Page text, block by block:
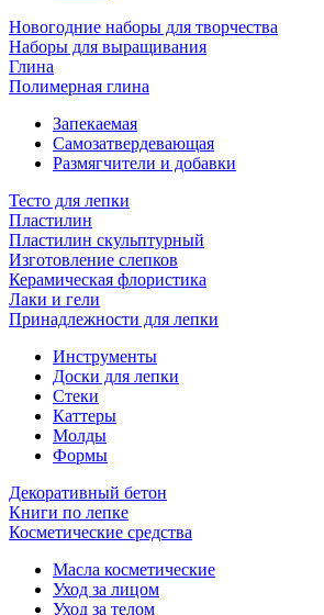
Новогодние наборы для творчества
Наборы для выращивания
Глина
Полимерная глина
Запекаемая
Самозатвердевающая
Размягчители и добавки
Тесто для лепки
Пластилин
Пластилин скульптурный
Изготовление слепков
Керамическая флористика
Лаки и гели
Принадлежности для лепки
Инструменты
Доски для лепки
Стеки
Каттеры
Молды
Формы
Декоративный бетон
Книги по лепке
Косметические средства
Масла косметические
Уход за лицом
Уход за телом